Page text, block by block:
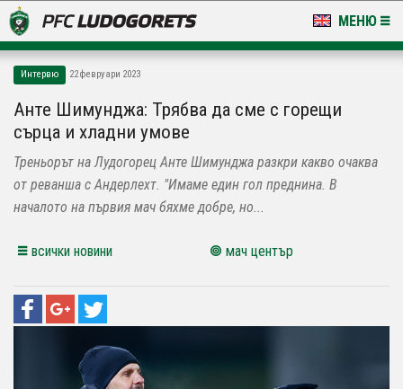
МЕНЮ
LUDOGORETS TV
НА ТЕРЕНА
СТАДИОН & БАЗИ
Интервю 22 февруари 2023
Анте Шимунджа: Трябва да сме с горещи
сърца и хладни умове
Треньорът на Лудогорец Анте Шимунджа разкри какво очаква
от реванша с Андерлехт. "Имаме един гол преднина. В
началото на първия мач бяхме добре, но...
всички новини мач център